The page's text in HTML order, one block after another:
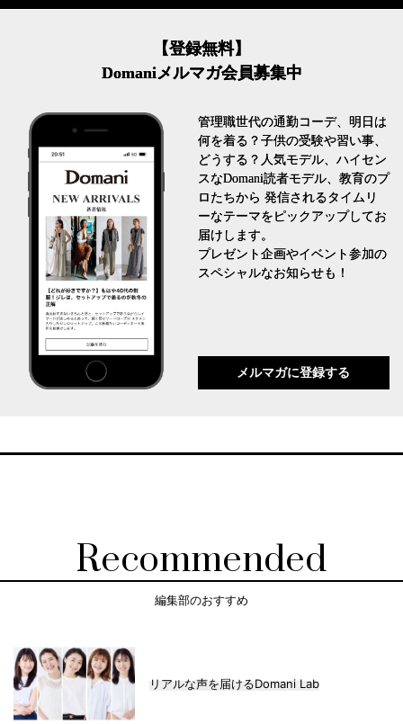
【登録無料】
Domaniメルマガ会員募集中
管理職世代の通勤コーデ、明日は
何を着る？子供の受験や習い事、
どうする？人気モデル、ハイセン
スなDomani読者モデル、教育のプ
ロたちから 発信されるタイムリ
ーなテーマをピックアップしてお
届けします。
プレゼント企画やイベント参加の
スペシャルなお知らせも！
メルマガに登録する
Recommended
編集部のおすすめ
リアルな声を届けるDomani Lab